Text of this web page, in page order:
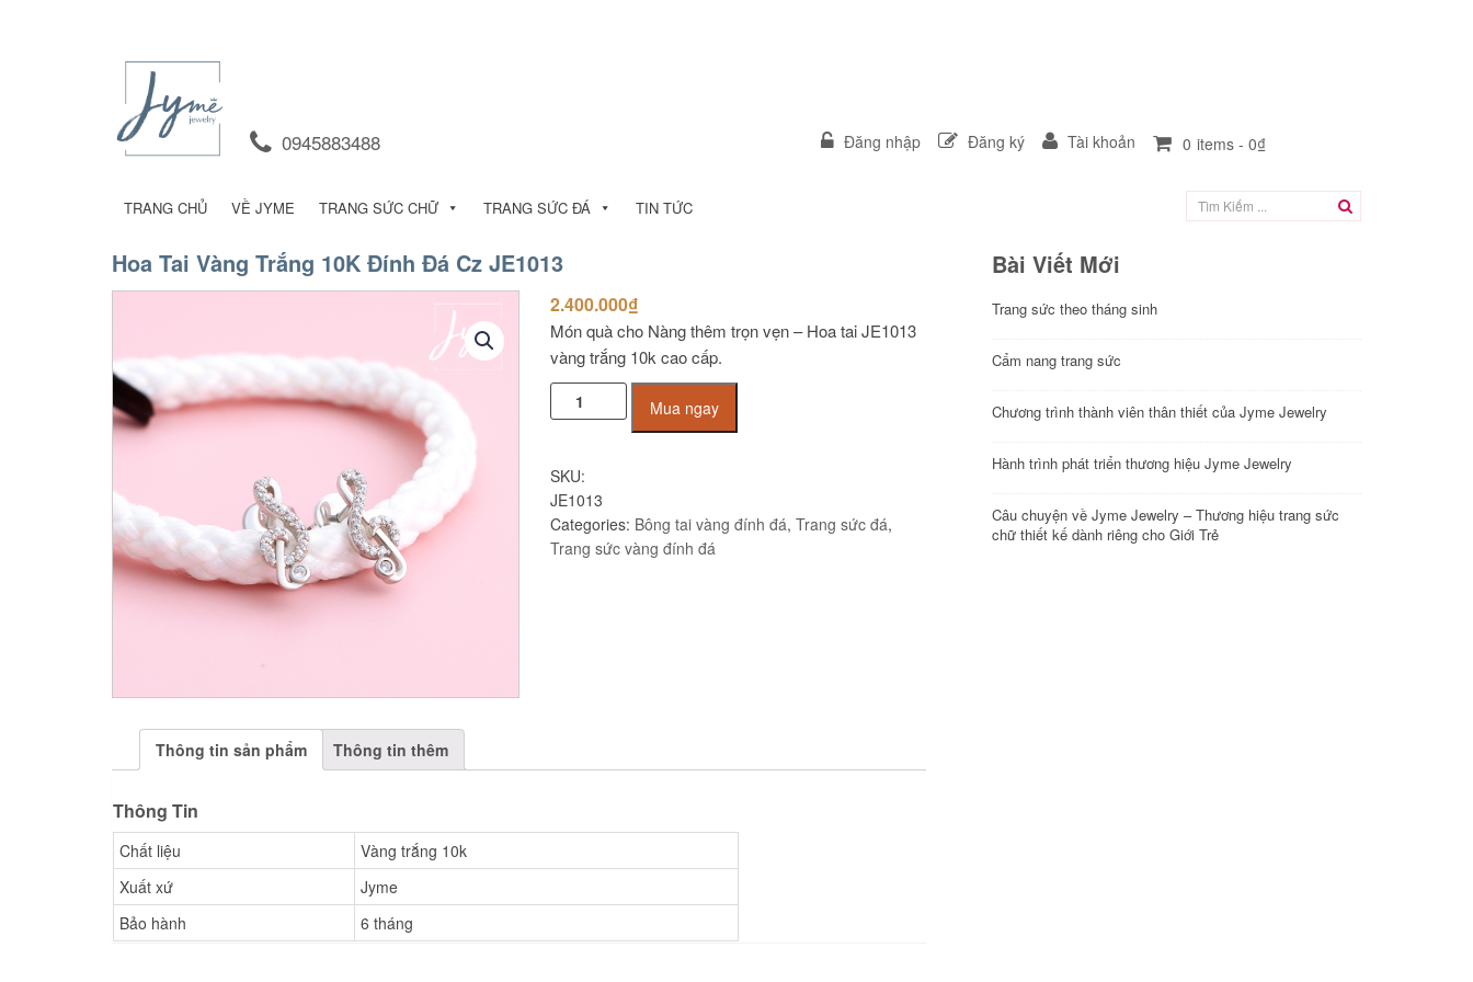
0945883488 Đăng nhập Đăng ký Tài khoản 0 items - 0₫
TRANG CHỦ VỀ JYME TRANG SỨC CHỮ TRANG SỨC ĐÁ TIN TỨC
Hoa Tai Vàng Trắng 10K Đính Đá Cz JE1013
2.400.000₫
Món quà cho Nàng thêm trọn vẹn – Hoa tai JE1013
vàng trắng 10k cao cấp.
Hoa
tai
trắng
10K
đính
đá
Mua ngay
SKU:
JE1013
Categories: Bông tai vàng đính đá, Trang sức đá,
Trang sức vàng đính đá
Thông tin sản phẩm Thông tin thêm
Thông Tin
Chất liệu
Vàng trắng 10k
Xuất xứ
Jyme
Bảo hành
6 tháng
Bài Viết Mới
Trang sức theo tháng sinh
Cẩm nang trang sức
Chương trình thành viên thân thiết của Jyme Jewelry
Hành trình phát triển thương hiệu Jyme Jewelry
Câu chuyện về Jyme Jewelry – Thương hiệu trang sức
chữ thiết kế dành riêng cho Giới Trẻ